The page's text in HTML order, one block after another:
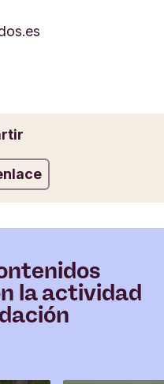
la actividad